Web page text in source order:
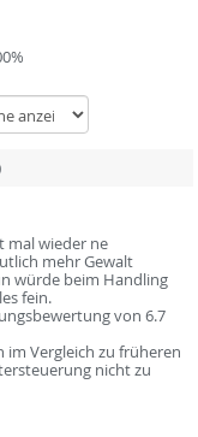
mal wieder ne
mehr Gewalt
würde beim Handling
fein.
von 6.7
im Vergleich zu früheren
nicht zu